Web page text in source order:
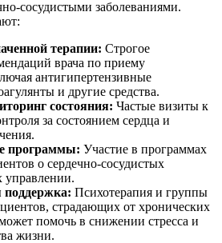
сосудистыми заболеваниями.
терапии: Строгое
врача по приему
антигипертензивные
и другие средства.
состояния: Частые визиты к
за состоянием сердца и
программы: Участие в программах
о сердечно-сосудистых
управлении.
поддержка: Психотерапия и группы
страдающих от хронических
помочь в снижении стресса и
жизни.